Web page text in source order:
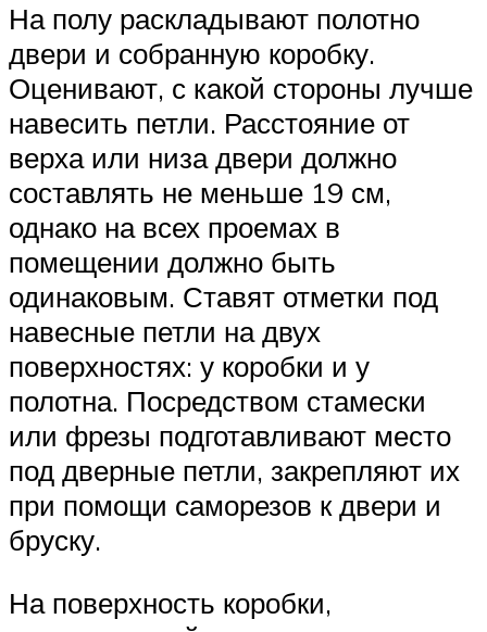
На полу раскладывают полотно
двери и собранную коробку.
Оценивают, с какой стороны лучше
навесить петли. Расстояние от
верха или низа двери должно
составлять не меньше 19 см,
однако на всех проемах в
помещении должно быть
одинаковым. Ставят отметки под
навесные петли на двух
поверхностях: у коробки и у
полотна. Посредством стамески
или фрезы подготавливают место
под дверные петли, закрепляют их
при помощи саморезов к двери и
бруску.
На поверхность коробки,